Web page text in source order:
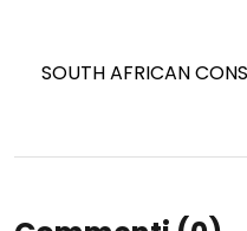
SOUTH AFRICAN